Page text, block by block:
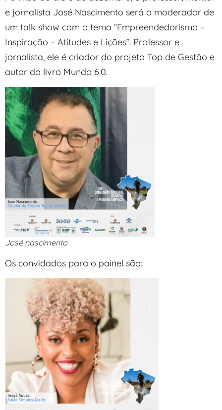
e jornalista José Nascimento será o moderador de
um talk show com o tema “Empreendedorismo –
Inspiração – Atitudes e Lições”. Professor e
jornalista, ele é criador do projeto Top de Gestão e
autor do livro Mundo 6.0.
José nascimento
Os convidados para o painel são: